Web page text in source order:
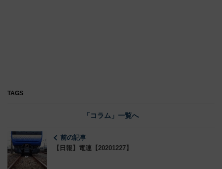
TAGS
「コラム」一覧へ
前の記事
【日報】電連【20201227】